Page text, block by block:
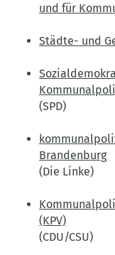
und für
Städte- und
(SPD)
Brandenburg
(Die Linke)
(KPV)
(CDU/CSU)